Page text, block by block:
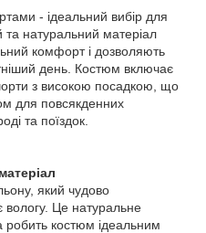
- ідеальний вибір для
та натуральний матеріал
комфорт і дозволяють
день. Костюм включає
з високою посадкою, що
для повсякденних
та поїздок.
який чудово
вологу. Це натуральне
робить костюм ідеальним